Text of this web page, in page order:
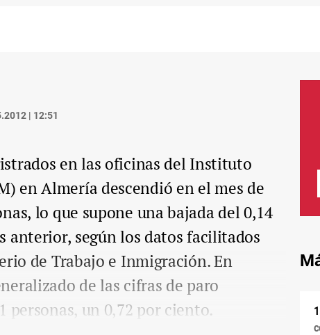
| 12:51
en las oficinas del Instituto
en Almería descendió en el mes de
lo que supone una bajada del 0,14
anterior, según los datos facilitados
de Trabajo e Inmigración. En
de las cifras de paro
personas, un 0,72 por ciento.